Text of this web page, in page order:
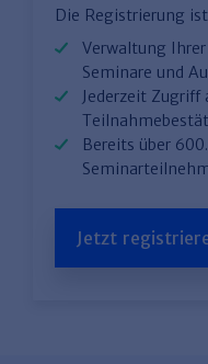
Die Registrierung
Verwaltung
Seminare und
Jederzeit
Bereits über
Jetzt